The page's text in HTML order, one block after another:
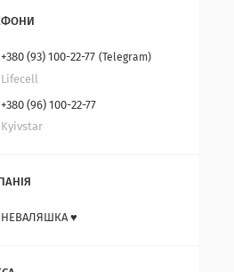
+380 (93) 100-22-77 Telegram
Lifecell
+380 (96) 100-22-77
Kyivstar
НЕВАЛЯШКА ♥️